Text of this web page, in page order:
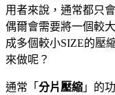
用者來說，通常都只
偶爾會需要將一個較
成多個較小SIZE的壓
來做呢？
通常「 分片壓縮 」的